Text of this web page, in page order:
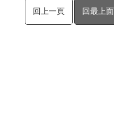
回上一頁 回最上面